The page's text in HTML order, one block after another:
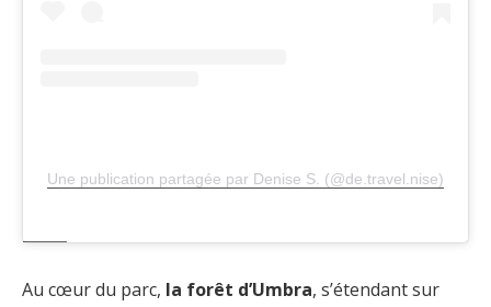
Une publication partagée par Denise S. (@de.travel.nise)
Au cœur du parc, la forêt d’Umbra, s’étendant sur